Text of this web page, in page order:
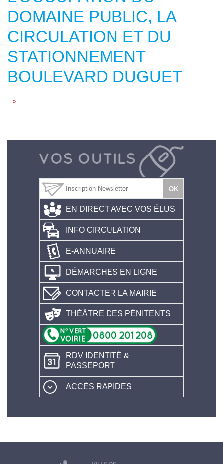
DOMAINE PUBLIC, LA
CIRCULATION ET DU
STATIONNEMENT
BOULEVARD DUGUET
>
EN DIRECT AVEC VOS ÉLUS
INFO CIRCULATION
E-ANNUAIRE
DÉMARCHES EN LIGNE
CONTACTER LA MAIRIE
THÉÂTRE DES PÉNITENTS
RDV IDENTITÉ &
PASSEPORT
ACCÈS RAPIDES